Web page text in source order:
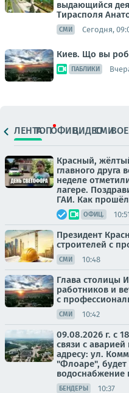
выдающийся
Тирасполя
СМИ Сегодня,
Киев. Що вы
ПАБЛИКИ
ЛЕНТАТОПОФИЦ.ВИДЕОСМИ
Красный,
главного друга
неделе
лагере.
ГАИ. Как
ОФИЦ.
Президент
строителей с
СМИ 10:48
Глава столицы
работников и
с
СМИ 10:42
09.08.2026 г. с
связи с
адресу: ул.
"Флоаре",
водоснабжение
БЕНДЕРЫ 10:37